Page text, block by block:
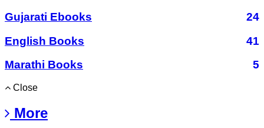
Gujarati Ebooks
24
English Books
41
Marathi Books
5
Close
More